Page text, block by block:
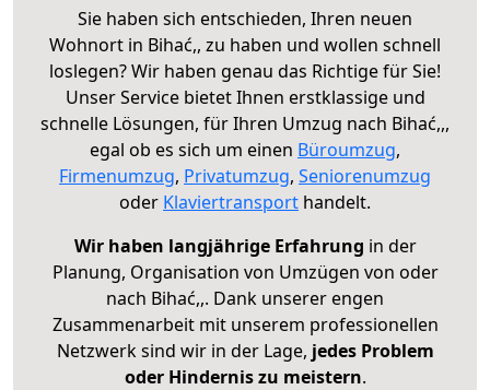
Sie haben sich entschieden, Ihren neuen
Wohnort in Bihać,, zu haben und wollen schnell
loslegen? Wir haben genau das Richtige für Sie!
Unser Service bietet Ihnen erstklassige und
schnelle Lösungen, für Ihren Umzug nach Bihać,,,
egal ob es sich um einen Büroumzug,
Firmenumzug, Privatumzug, Seniorenumzug
oder Klaviertransport handelt.
Wir haben langjährige Erfahrung in der
Planung, Organisation von Umzügen von oder
nach Bihać,,. Dank unserer engen
Zusammenarbeit mit unserem professionellen
Netzwerk sind wir in der Lage, jedes Problem
oder Hindernis zu meistern.